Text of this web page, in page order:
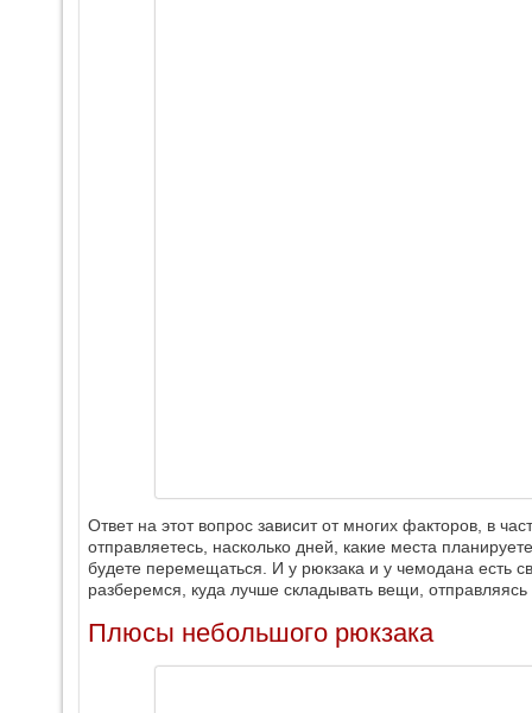
Ответ на этот вопрос зависит от многих факторов, в
отправляетесь, насколько дней, какие места
будете перемещаться. И у рюкзака и у чемодана есть
разберемся, куда лучше складывать вещи, отправляясь
Плюсы небольшого рюкзака